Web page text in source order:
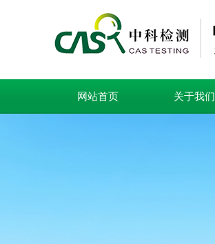
网站首页 关于我们